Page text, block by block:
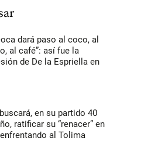
dará paso al coco, al
al café”: así fue la
de De la Espriella en
en su partido 40
ratificar su “renacer” en
al Tolima